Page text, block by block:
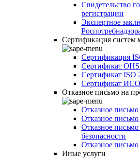
Свидетельство
регистрации
Экспертное
Сертификация систем
Сертификация
Сертификат
Сертификат
Сертификат ИСО
Отказное письмо на
Отказное письмо
Отказное письмо
Отказное
безопасности
Отказное
Иные услуги